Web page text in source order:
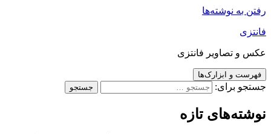
رفتن به نوشته‌ها
فانتزی
عکس و تصاویر فانتزی
فهرست و ابزارک‌ها
جستجو برای:
نوشته‌های تازه